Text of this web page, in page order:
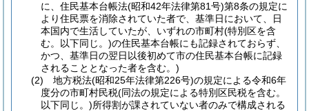
に、住民基本台帳法(昭和42年法律第81号)第8条の規定に
より住民票を消除されていた者で、基準日において、日
本国内で生活していたが、いずれの市町村(特別区を含
む。以下同じ。)の住民基本台帳にも記録されておらず、
かつ、基準日の翌日以後初めて市の住民基本台帳に記録
されることとなった者を含む。)
(2)
地方税法(昭和25年法律第226号)の規定による令和6年
度分の市町村民税(同法の規定による特別区民税を含む。
以下同じ。)所得割が課されていない者のみで構成される